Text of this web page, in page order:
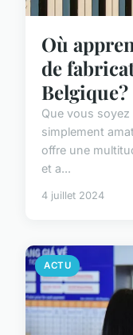
Où
de
Belgique?
Que vous
simplement
offre une
et a...
4 juillet 2024
ACTU